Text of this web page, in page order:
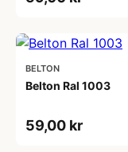
BELTON
Belton Ral 1003
59,00 kr